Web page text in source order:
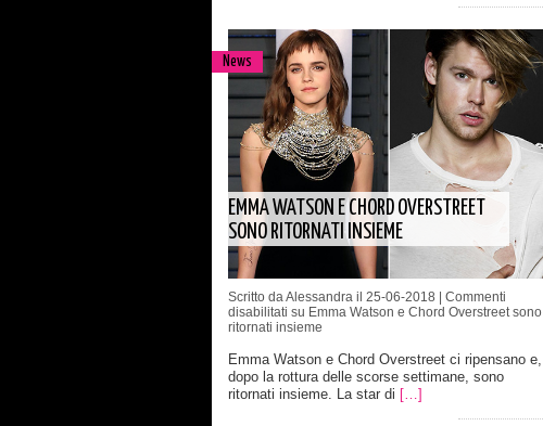
News
EMMA WATSON E CHORD OVERSTREET
SONO RITORNATI INSIEME
Scritto da Alessandra il 25-06-2018 | Commenti
disabilitati su Emma Watson e Chord Overstreet sono
ritornati insieme
Emma Watson e Chord Overstreet ci ripensano e,
dopo la rottura delle scorse settimane, sono
ritornati insieme. La star di […]